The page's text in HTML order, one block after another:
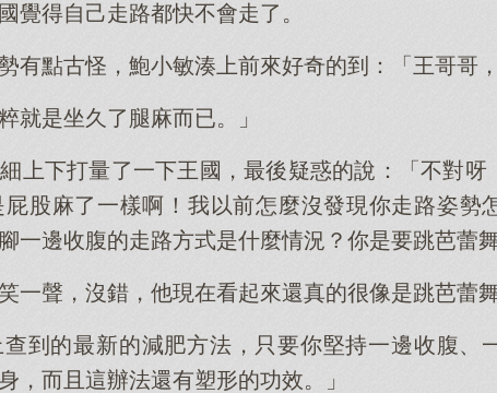
覺得自己走路都快不會走了。
有點古怪，鮑小敏湊上前來好奇的到：「王哥哥
就是坐久了腿麻而已。」
上下打量了一下王國，最後疑惑的說：「不對呀
股麻了一樣啊！我以前怎麼沒發現你走路姿勢
一邊收腹的走路方式是什麼情況？你是要跳芭蕾舞
一聲，沒錯，他現在看起來還真的很像是跳芭
查到的最新的減肥方法，只要你堅持一邊收腹、
，而且這辦法還有塑形的功效。」